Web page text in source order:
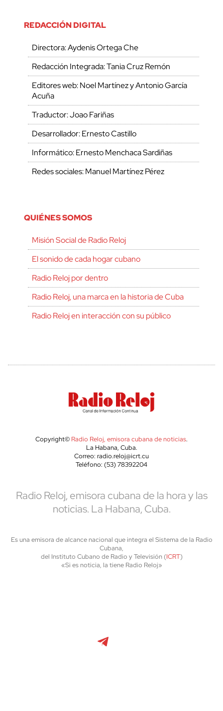
REDACCIÓN DIGITAL
Directora: Aydenis Ortega Che
Redacción Integrada: Tania Cruz Remón
Editores web: Noel Martínez y Antonio García
Acuña
Traductor: Joao Fariñas
Desarrollador: Ernesto Castillo
Informático: Ernesto Menchaca Sardiñas
Redes sociales: Manuel Martínez Pérez
QUIÉNES SOMOS
Misión Social de Radio Reloj
El sonido de cada hogar cubano
Radio Reloj por dentro
Radio Reloj, una marca en la historia de Cuba
Radio Reloj en interacción con su público
Copyright© Radio Reloj, emisora cubana de noticias.
La Habana, Cuba.
Correo: radio.reloj@icrt.cu
Teléfono: (53) 78392204
Radio Reloj, emisora cubana de la hora y las
noticias. La Habana, Cuba.
Es una emisora de alcance nacional que integra el Sistema de la Radio
Cubana,
del Instituto Cubano de Radio y Televisión (ICRT)
«Si es noticia, la tiene Radio Reloj»